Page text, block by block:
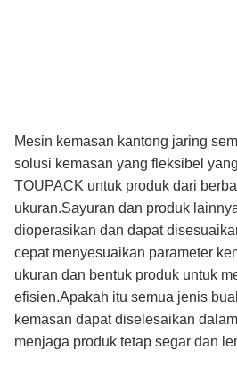
Mesin kemasan kantong jaring
solusi kemasan yang fleksibel
TOUPACK untuk produk dari
ukuran.Sayuran dan produk
dioperasikan dan dapat
cepat menyesuaikan parameter
ukuran dan bentuk produk untuk
efisien.Apakah itu semua jenis
kemasan dapat diselesaikan
menjaga produk tetap segar dan